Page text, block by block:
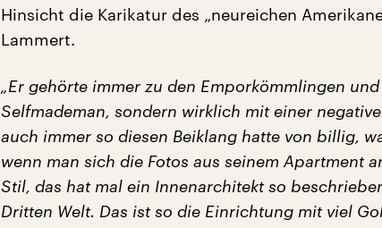
Hinsicht die Karikatur des „neureichen
Lammert.
„Er gehörte immer zu den Emporkömmlingen
Selfmademan, sondern wirklich mit einer
auch immer so diesen Beiklang hatte von billig,
wenn man sich die Fotos aus seinem Apartment
Stil, das hat mal ein Innenarchitekt so
Dritten Welt. Das ist so die Einrichtung mit viel